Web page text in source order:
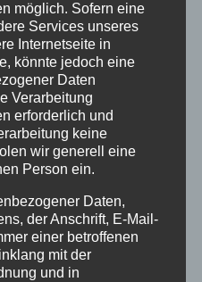
– Kunst trifft
(EF/11)
möglich. Sofern eine
Services unseres
Internetseite in
könnte jedoch eine
Daten
Verarbeitung
erforderlich und
keine
wir generell eine
Person ein.
Daten,
der Anschrift, E-Mail-
einer betroffenen
mit der
und in